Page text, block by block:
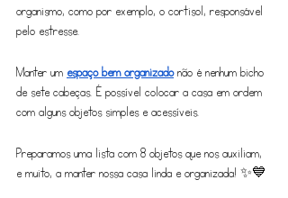
organismo, como por exemplo, o cortisol, responsável
pelo estresse.
Manter um espaço bem organizado não é nenhum bicho
de sete cabeças. É possível colocar a casa em ordem
com alguns objetos simples e acessíveis.
Preparamos uma lista com 8 objetos que nos auxiliam,
e muito, a manter nossa casa linda e organizada! ✨💙